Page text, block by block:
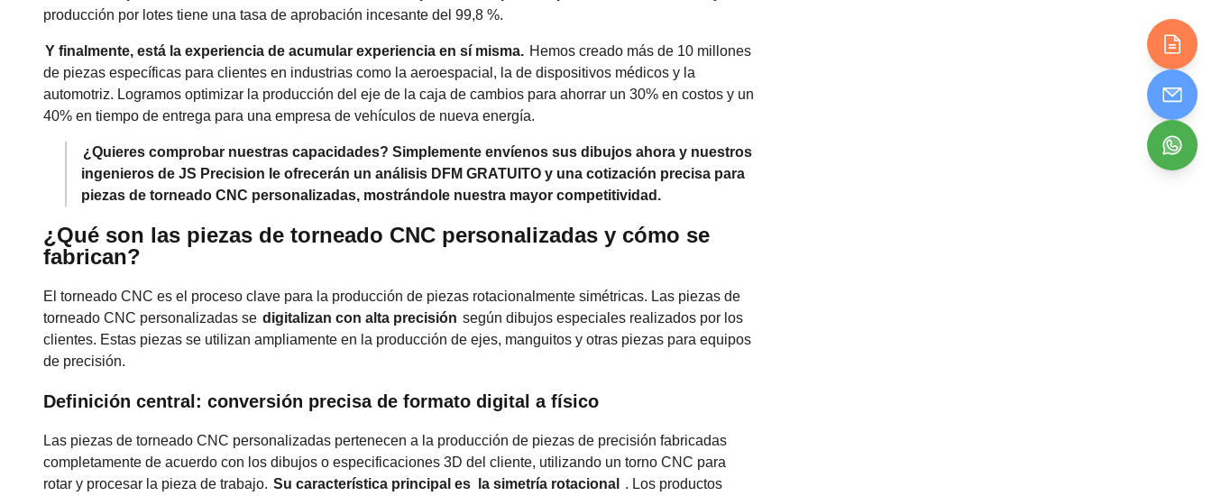
producción por lotes tiene una tasa de aprobación incesante del 99,8 %.
Y finalmente, está la experiencia de acumular experiencia en sí misma. Hemos creado más de 10 millones
de piezas específicas para clientes en industrias como la aeroespacial, la de dispositivos médicos y la
automotriz. Logramos optimizar la producción del eje de la caja de cambios para ahorrar un 30% en costos y un
40% en tiempo de entrega para una empresa de vehículos de nueva energía.
¿Quieres comprobar nuestras capacidades? Simplemente envíenos sus dibujos ahora y nuestros
ingenieros de JS Precision le ofrecerán un análisis DFM GRATUITO y una cotización precisa para
piezas de torneado CNC personalizadas, mostrándole nuestra mayor competitividad.
¿Qué son las piezas de torneado CNC personalizadas y cómo se
fabrican?
El torneado CNC es el proceso clave para la producción de piezas rotacionalmente simétricas. Las piezas de
torneado CNC personalizadas se digitalizan con alta precisión según dibujos especiales realizados por los
clientes. Estas piezas se utilizan ampliamente en la producción de ejes, manguitos y otras piezas para equipos
de precisión.
Definición central: conversión precisa de formato digital a físico
Las piezas de torneado CNC personalizadas pertenecen a la producción de piezas de precisión fabricadas
completamente de acuerdo con los dibujos o especificaciones 3D del cliente, utilizando un torno CNC para
rotar y procesar la pieza de trabajo. Su característica principal es la simetría rotacional
. Los productos